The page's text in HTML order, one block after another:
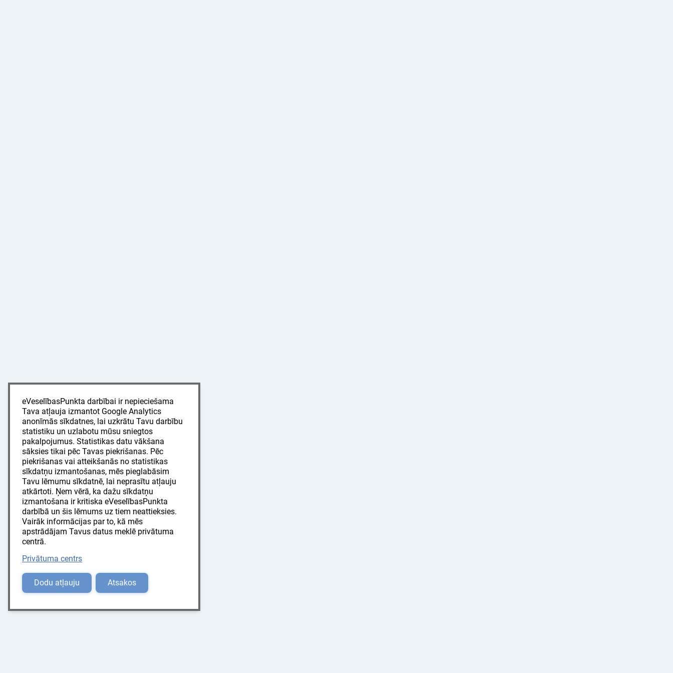
eVeselībasPunkta darbībai ir nepieciešama
Tava atļauja izmantot Google Analytics
anonīmās sīkdatnes, lai uzkrātu Tavu darbību
statistiku un uzlabotu mūsu sniegtos
pakalpojumus. Statistikas datu vākšana
sāksies tikai pēc Tavas piekrišanas. Pēc
piekrišanas vai atteikšanās no statistikas
sīkdatņu izmantošanas, mēs pieglabāsim
Tavu lēmumu sīkdatnē, lai neprasītu atļauju
atkārtoti. Ņem vērā, ka dažu sīkdatņu
izmantošana ir kritiska eVeselībasPunkta
darbībā un šis lēmums uz tiem neattieksies.
Vairāk informācijas par to, kā mēs
apstrādājam Tavus datus meklē privātuma
centrā.
Privātuma centrs
Dodu atļauju Atsakos